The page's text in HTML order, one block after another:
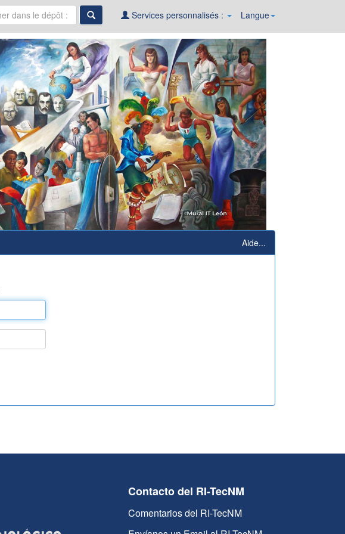
Langue
Services personnalisés :
Aide...
Contacto del RI-TecNM
Comentarios del RI-TecNM